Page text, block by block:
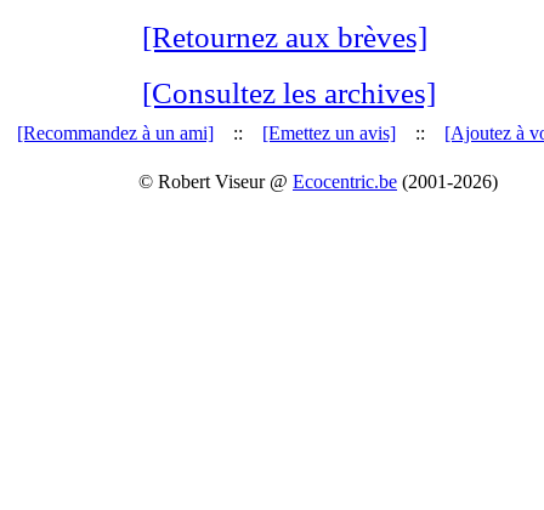
[Retournez aux brèves]
[Consultez les archives]
[Recommandez à un ami] :: [Emettez un avis] :: [Ajoutez à
© Robert Viseur @ Ecocentric.be (2001-2026)